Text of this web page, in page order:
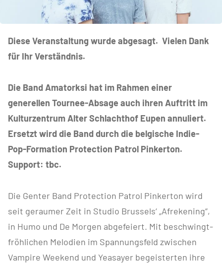
Diese Veranstaltung wurde abgesagt. Vielen Dank
für Ihr Verständnis.
Die Band Amatorksi hat im Rahmen einer
generellen Tournee-Absage auch ihren Auftritt im
Kulturzentrum Alter Schlachthof Eupen annuliert.
Ersetzt wird die Band durch die belgische Indie-
Pop-Formation Protection Patrol Pinkerton.
Support: tbc.
Die Genter Band Protection Patrol Pinkerton wird
seit geraumer Zeit in Studio Brussels‘ „Afrekening“,
in Humo und De Morgen abgefeiert. Mit beschwingt-
fröhlichen Melodien im Spannungsfeld zwischen
Vampire Weekend und Yeasayer begeisterten ihre